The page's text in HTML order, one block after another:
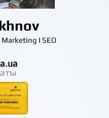
Marketing I SEO